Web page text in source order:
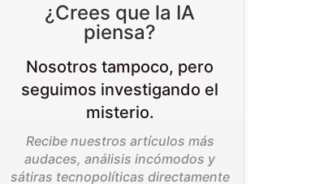
¿Crees que la IA
piensa?
Nosotros tampoco, pero
seguimos investigando el
misterio.
Recibe nuestros artículos más
audaces, análisis incómodos y
sátiras tecnopolíticas directamente